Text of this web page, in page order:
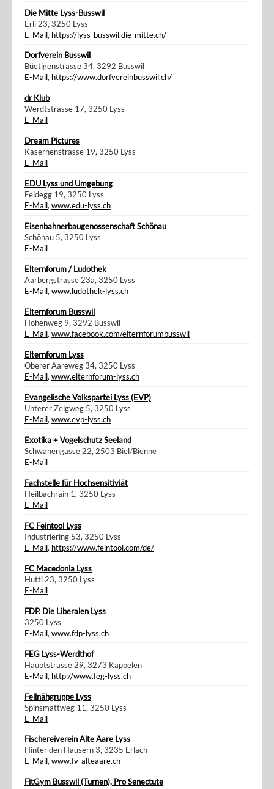
Die Mitte Lyss-Busswil
Erli 23, 3250 Lyss
E-Mail, https://lyss-busswil.die-mitte.ch/
Dorfverein Busswil
Büetigenstrasse 34, 3292 Busswil
E-Mail, https://www.dorfvereinbusswil.ch/
dr Klub
Werdtstrasse 17, 3250 Lyss
E-Mail
Dream Pictures
Kasernenstrasse 19, 3250 Lyss
E-Mail
EDU Lyss und Umgebung
Feldegg 19, 3250 Lyss
E-Mail,www.edu-lyss.ch
Eisenbahnerbaugenossenschaft Schönau
Schönau 5, 3250 Lyss
E-Mail
Elternforum / Ludothek
Aarbergstrasse 23a, 3250 Lyss
E-Mail, www.ludothek-lyss.ch
Elternforum Busswil
Höhenweg 9, 3292 Busswil
E-Mail, www.facebook.com/elternforumbusswil
Elternforum Lyss
Oberer Aareweg 34, 3250 Lyss
E-Mail, www.elternforum-lyss.ch
Evangelische Volkspartei Lyss (EVP)
Unterer Zelgweg 5, 3250 Lyss
E-Mail, www.evp-lyss.ch
Exotika + Vogelschutz Seeland
Schwanengasse 22, 2503 Biel/Bienne
E-Mail
Fachstelle für Hochsensitiviät
Heilbachrain 1, 3250 Lyss
E-Mail
FC Feintool Lyss
Industriering 53, 3250 Lyss
E-Mail, https://www.feintool.com/de/
FC Macedonia Lyss
Hutti 23, 3250 Lyss
E-Mail
FDP. Die Liberalen Lyss
3250 Lyss
E-Mail, www.fdp-lyss.ch
FEG Lyss-Werdthof
Hauptstrasse 29, 3273 Kappelen
E-Mail, http://www.feg-lyss.ch
Fellnähgruppe Lyss
Spinsmattweg 11, 3250 Lyss
E-Mail
Fischereiverein Alte Aare Lyss
Hinter den Häusern 3, 3235 Erlach
E-Mail,www.fv-alteaare.ch
FitGym Busswil (Turnen), Pro Senectute